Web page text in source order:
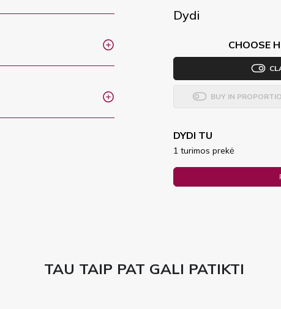
Dydi
CHOOSE
BUY IN
DYDI TU
1 turimos prekė
TAU TAIP PAT GALI PATIKTI